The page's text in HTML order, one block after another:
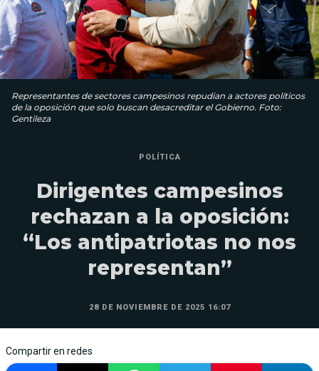
Representantes de sectores campesinos repudian a actores políticos
de la oposición que solo buscan desacreditar el Gobierno. Foto:
Gentileza
POLÍTICA
Dirigentes campesinos
rechazan a la oposición:
“Los antipatriotas no nos
representan”
28 DE NOVIEMBRE DE 2025 16:07
Compartir en redes